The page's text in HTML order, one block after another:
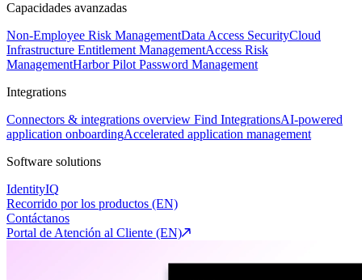
Capacidades avanzadas
Non-Employee Risk ManagementData Access SecurityCloud
Infrastructure Entitlement ManagementAccess Risk
ManagementHarbor Pilot Password Management
Integrations
Connectors & integrations overview Find IntegrationsAI-powered
application onboardingAccelerated application management
Software solutions
IdentityIQ
Recorrido por los productos (EN)
Contáctanos
Portal de Atención al Cliente (EN)